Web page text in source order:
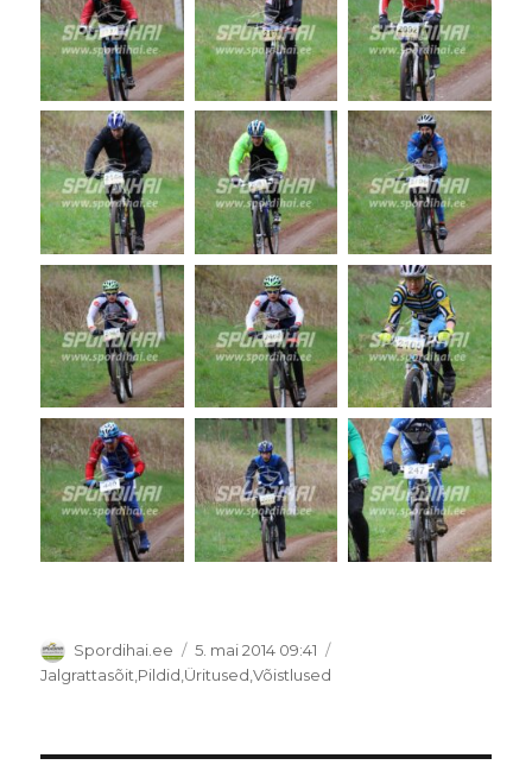
Autor
Spordihai.ee Postitatud
5. mai 2014 09:41
Rubriigid
Jalgrattasõit,Pildid,Üritused,Võistlused